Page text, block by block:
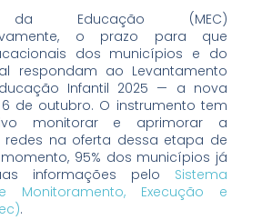
da Educação (MEC)
o prazo para que
dos municípios e do
respondam ao Levantamento
Infantil 2025 — a nova
de outubro. O instrumento tem
monitorar e aprimorar a
redes na oferta dessa etapa de
95% dos municípios já
informações pelo Sistema
Monitoramento, Execução e
.